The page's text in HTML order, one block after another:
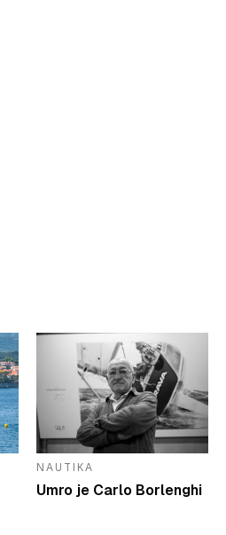
NAUTIKA
Umro je Carlo Borlenghi